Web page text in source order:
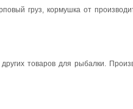
груз, кормушка от
товаров для рыбалки.